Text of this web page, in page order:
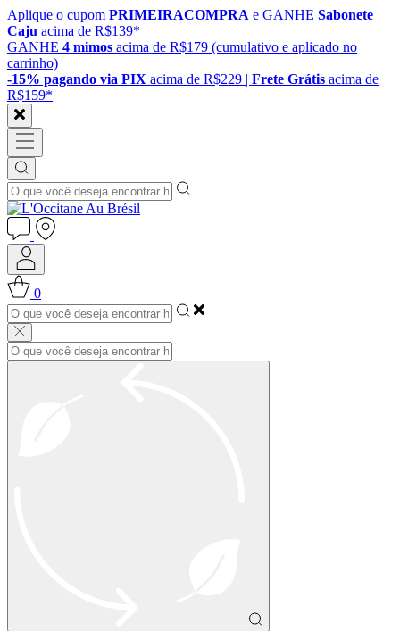
Aplique o cupom PRIMEIRACOMPRA e GANHE Sabonete
Caju acima de R$139*
GANHE 4 mimos acima de R$179 (cumulativo e aplicado no
carrinho)
-15% pagando via PIX acima de R$229 | Frete Grátis acima de
R$159*
0